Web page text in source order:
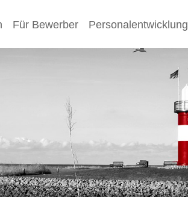
Für Bewerber Personalentwicklung